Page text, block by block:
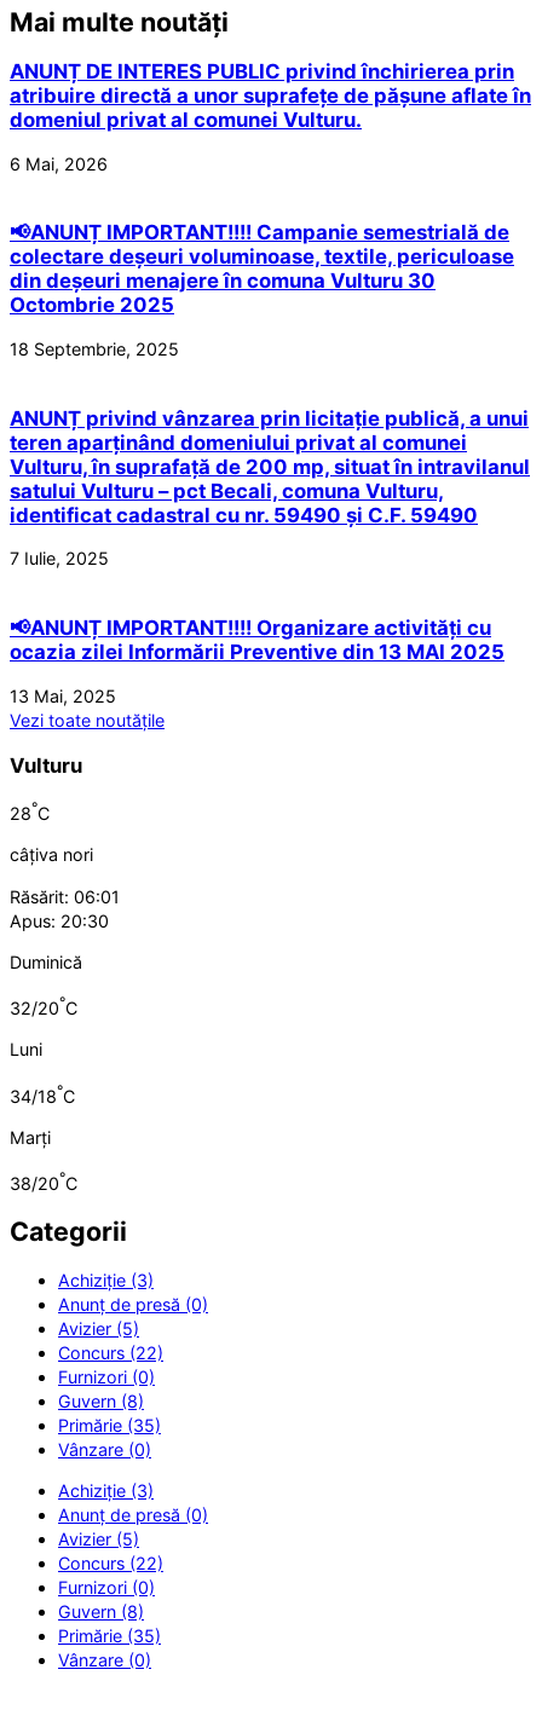
Mai multe noutăți
ANUNȚ DE INTERES PUBLIC privind închirierea prin
atribuire directă a unor suprafețe de pășune aflate în
domeniul privat al comunei Vulturu.
6 Mai, 2026
📢ANUNȚ IMPORTANT!!!! Campanie semestrială de
colectare deșeuri voluminoase, textile, periculoase
din deșeuri menajere în comuna Vulturu 30
Octombrie 2025
18 Septembrie, 2025
ANUNȚ privind vânzarea prin licitație publică, a unui
teren aparținând domeniului privat al comunei
Vulturu, în suprafață de 200 mp, situat în intravilanul
satului Vulturu – pct Becali, comuna Vulturu,
identificat cadastral cu nr. 59490 și C.F. 59490
7 Iulie, 2025
📢ANUNȚ IMPORTANT!!!! Organizare activități cu
ocazia zilei Informării Preventive din 13 MAI 2025
13 Mai, 2025
Vezi toate noutățile
Vulturu
28°C
câțiva nori
Răsărit: 06:01
Apus: 20:30
Duminică
32/20°C
Luni
34/18°C
Marți
38/20°C
Categorii
Achiziție (3)
Anunț de presă (0)
Avizier (5)
Concurs (22)
Furnizori (0)
Guvern (8)
Primărie (35)
Vânzare (0)
Achiziție (3)
Anunț de presă (0)
Avizier (5)
Concurs (22)
Furnizori (0)
Guvern (8)
Primărie (35)
Vânzare (0)